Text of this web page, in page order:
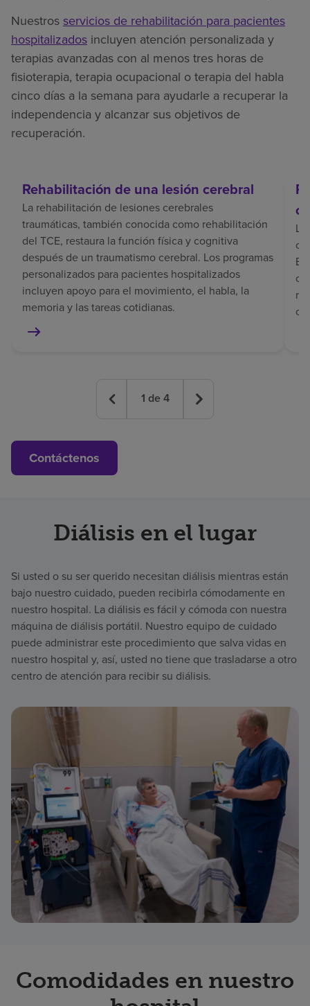
Nuestros servicios de rehabilitación para pacientes
hospitalizados incluyen atención personalizada y
terapias avanzadas con al menos tres horas de
fisioterapia, terapia ocupacional o terapia del habla
cinco días a la semana para ayudarle a recuperar la
independencia y alcanzar sus objetivos de
recuperación.
Rehabilitación de una lesión cerebral
La rehabilitación de lesiones cerebrales
traumáticas, también conocida como rehabilitación
del TCE, restaura la función física y cognitiva
después de un traumatismo cerebral. Los programas
personalizados para pacientes hospitalizados
incluyen apoyo para el movimiento, el habla, la
memoria y las tareas cotidianas.
El
1 de 4
Contáctenos
Diálisis en el lugar
Si usted o su ser querido necesitan diálisis mientras están
bajo nuestro cuidado, pueden recibirla cómodamente en
nuestro hospital. La diálisis es fácil y cómoda con nuestra
máquina de diálisis portátil. Nuestro equipo de cuidado
puede administrar este procedimiento que salva vidas en
nuestro hospital y, así, usted no tiene que trasladarse a otro
centro de atención para recibir su diálisis.
Comodidades en nuestro